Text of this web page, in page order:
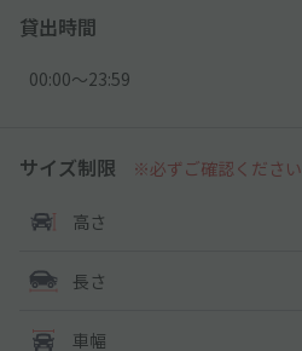
貸出時間
00:00〜23:59
サイズ制限 ※必ずご確認ください
高さ
長さ
車幅